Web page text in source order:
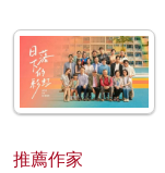
推薦作家